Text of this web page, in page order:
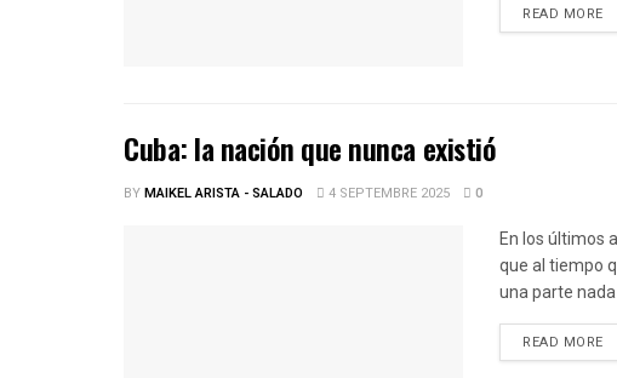
READ MORE
Cuba: la nación que nunca existió
BYMAIKEL ARISTA - SALADO 4 SEPTEMBRE 2025 0
En los últimos
que al tiempo
una parte nada
READ MORE